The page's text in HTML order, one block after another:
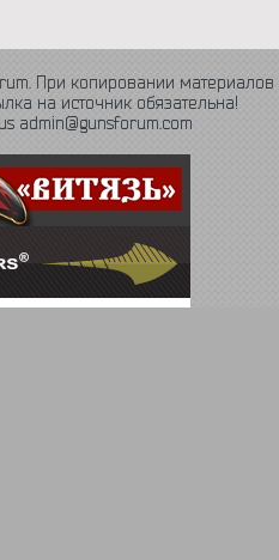
При копировании материалов
на источник обязательна!
admin@gunsforum.com